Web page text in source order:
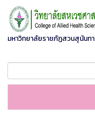
มหาวิทยาลัยราชภัฏสวนสุนันทา